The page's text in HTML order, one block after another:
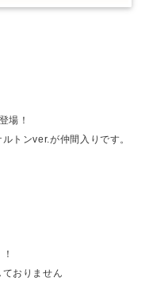
場！
トンver.が仲間入りです。
おりません